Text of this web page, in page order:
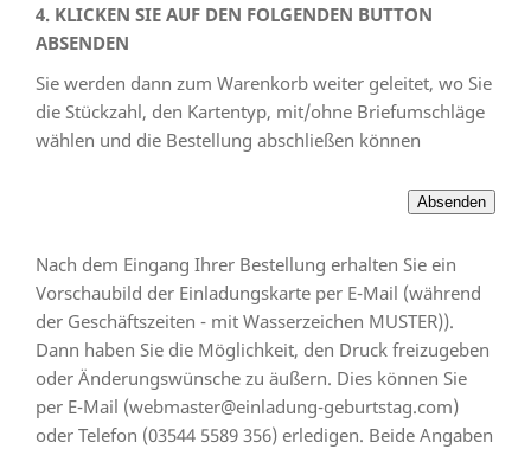
4. KLICKEN SIE AUF DEN FOLGENDEN BUTTON
ABSENDEN
Sie werden dann zum Warenkorb weiter geleitet, wo Sie
die Stückzahl, den Kartentyp, mit/ohne Briefumschläge
wählen und die Bestellung abschließen können
Nach dem Eingang Ihrer Bestellung erhalten Sie ein
Vorschaubild der Einladungskarte per E-Mail (während
der Geschäftszeiten - mit Wasserzeichen MUSTER)).
Dann haben Sie die Möglichkeit, den Druck freizugeben
oder Änderungswünsche zu äußern. Dies können Sie
per E-Mail (webmaster@einladung-geburtstag.com)
oder Telefon (03544 5589 356) erledigen. Beide Angaben